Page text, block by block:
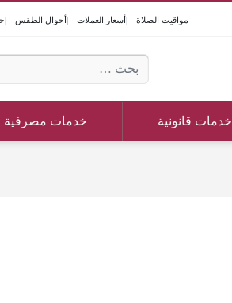
مواقيت الصلاة أسعار العملات أحوال الطقس
البحث عن:
خدمات قانونية خدمات مصرفية